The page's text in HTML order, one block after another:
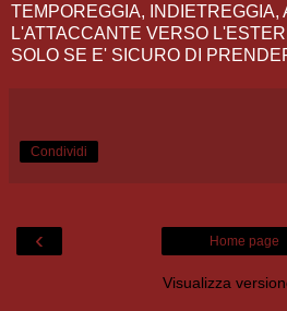
TEMPOREGGIA, INDIETREGGIA,
L'ATTACCANTE VERSO
SOLO SE E' SICURO DI
Condividi
‹ Home page
Visualizza